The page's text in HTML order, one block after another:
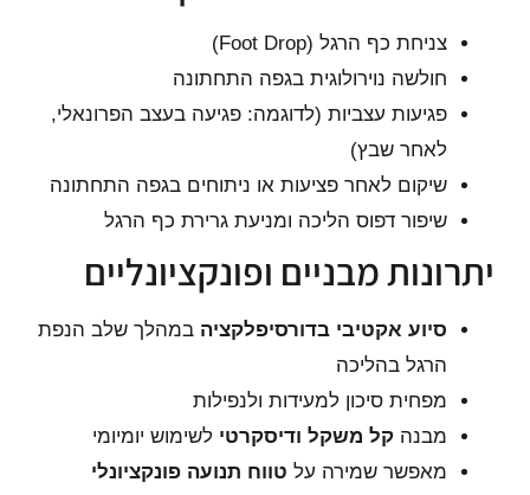
צניחת כף הרגל (Foot Drop)
חולשה נוירולוגית בגפה התחתונה
פגיעות עצביות (לדוגמה: פגיעה בעצב הפרונאלי,
לאחר שבץ)
שיקום לאחר פציעות או ניתוחים בגפה התחתונה
שיפור דפוס הליכה ומניעת גרירת כף הרגל
יתרונות מבניים ופונקציונליים
סיוע אקטיבי בדורסיפלקציה במהלך שלב הנפת
הרגל בהליכה
מפחית סיכון למעידות ולנפילות
מבנה קל משקל ודיסקרטי לשימוש יומיומי
מאפשר שמירה על טווח תנועה פונקציונלי